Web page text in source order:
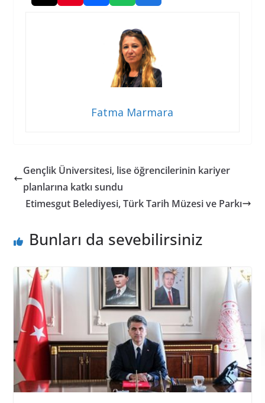
Fatma Marmara
Gençlik Üniversitesi, lise öğrencilerinin kariyer
planlarına katkı sundu
Etimesgut Belediyesi, Türk Tarih Müzesi ve Parkı
Bunları da sevebilirsiniz